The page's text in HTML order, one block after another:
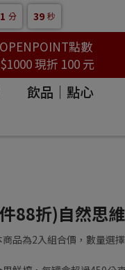
分 38 秒
點數
現折 100 元
飲品｜點心
88折)自然思
商品為2入組合價，數量選